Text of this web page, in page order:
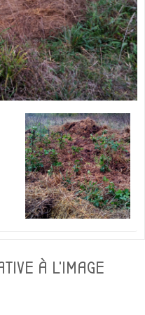
À L'IMAGE